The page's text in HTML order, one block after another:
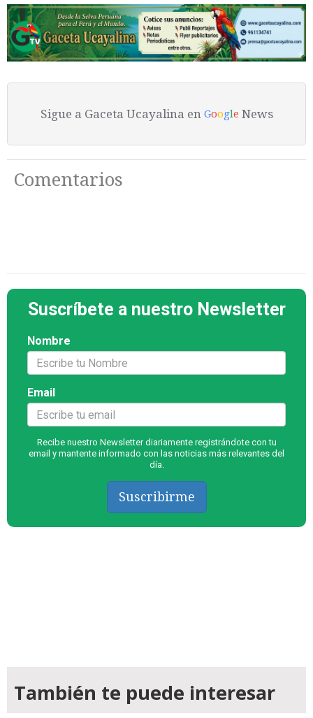
Sigue a Gaceta Ucayalina en Google News
Comentarios
Suscríbete a nuestro Newsletter
Nombre
Email
Recibe nuestro Newsletter diariamente registrándote con tu
email y mantente informado con las noticias más relevantes del
día.
Suscribirme
También te puede interesar